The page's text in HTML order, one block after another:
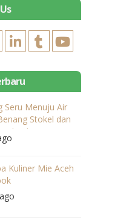
Seru Menuju Air
Stokel dan
Kuliner Mie Aceh